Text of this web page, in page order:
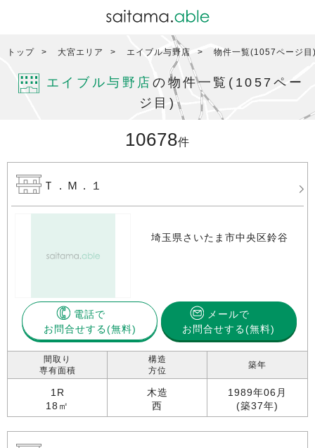
トップ 大宮エリア エイブル与野店 物件一覧(1057ページ目
エイブル与野店 の物件一覧(1057ペー
ジ目)
10678件
Ｔ．Ｍ．１
埼玉県さいたま市中央区鈴谷
電話で
お問合せする
メールで
お問合せする(無料)
間取り
専有面積
1R
18㎡
構造
方位
木造
西
築年
1989年06月
(築37年)